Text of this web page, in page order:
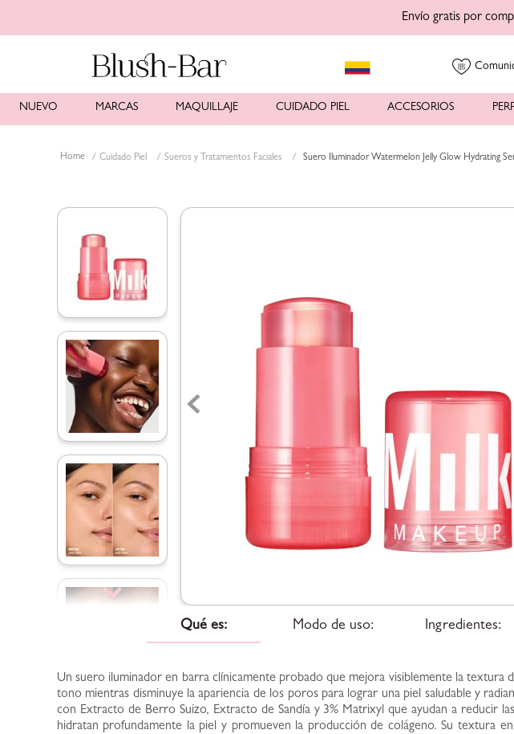
Envío gratis por
NUEVO MARCAS MAQUILLAJE CUIDADO PIEL ACCESORIOS
Cuidado Piel Sueros y Tratamientos Faciales Suero Iluminador Watermelon Jelly Glow Hydrating
Qué es: Modo de uso: Ingredientes:
Un suero iluminador en barra clínicamente probado que mejora visiblemente la textura
tono mientras disminuye la apariencia de los poros para lograr una piel saludable y
con Extracto de Berro Suizo, Extracto de Sandía y 3% Matrixyl que ayudan a reducir
hidratan profundamente la piel y promueven la producción de colágeno. Su textura en